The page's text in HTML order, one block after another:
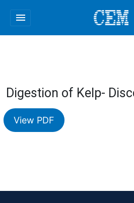
menu
Digestion of Kelp-
View PDF